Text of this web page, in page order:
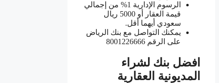
الرسوم الإدارية 1% من إجمالي
قيمة العقار أو 5000 ريال
سعودي أيهما أقل.
يمكنك التواصل مع بنك الرياض
على الرقم 8001226666
افضل بنك لشراء
المديونية العقارية